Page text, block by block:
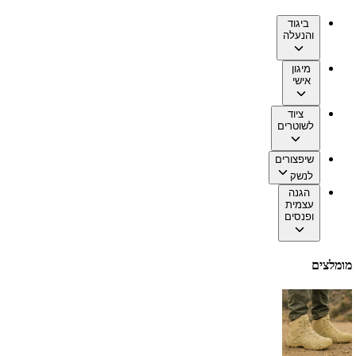
ביגוד
והנעלה
מיגון
אישי
ציוד
לשוטרים
שיפצורים
לנשק
הגנה
עצמית
ופנסים
מומלצים